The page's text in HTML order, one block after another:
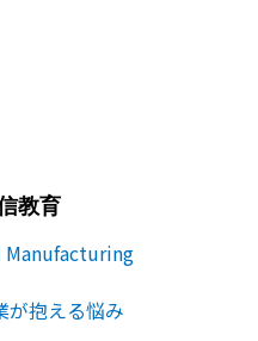
教育
が抱える悩み